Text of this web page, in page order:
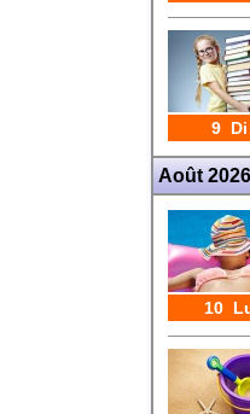
9 Di
Août
10